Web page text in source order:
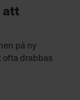
att
på ny
drabbas